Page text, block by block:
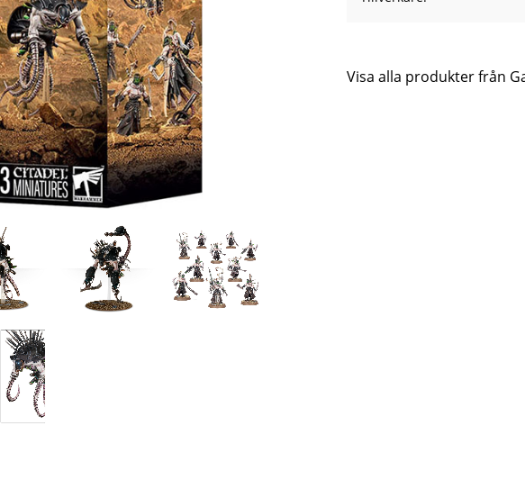
Visa alla produkter från